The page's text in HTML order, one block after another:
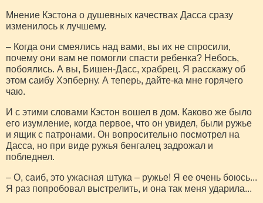
Мнение Кэстона о душевных качествах Дасса сразу
изменилось к лучшему.
– Когда они смеялись над вами, вы их не спросили,
почему они вам не помогли спасти ребенка? Небось,
побоялись. А вы, Бишен-Дасс, храбрец. Я расскажу об
этом саибу Хэпберну. А теперь, дайте-ка мне горячего
чаю.
И с этими словами Кэстон вошел в дом. Каково же было
его изумление, когда первое, что он увидел, были ружье
и ящик с патронами. Он вопросительно посмотрел на
Дасса, но при виде ружья бенгалец задрожал и
побледнел.
– О, саиб, это ужасная штука – ружье! Я ее очень боюсь...
Я раз попробовал выстрелить, и она так меня ударила...